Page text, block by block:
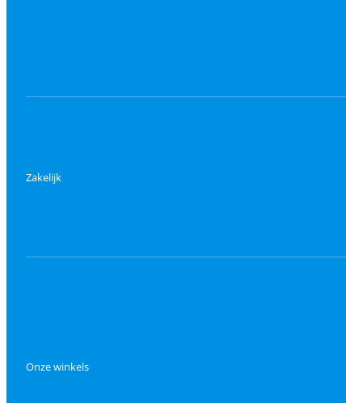
Zakelijk
Onze winkels